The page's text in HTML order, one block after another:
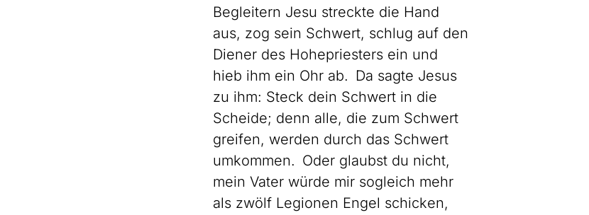
Begleitern Jesu streckte die Hand
aus, zog sein Schwert, schlug auf den
Diener des Hohepriesters ein und
hieb ihm ein Ohr ab. Da sagte Jesus
zu ihm: Steck dein Schwert in die
Scheide; denn alle, die zum Schwert
greifen, werden durch das Schwert
umkommen. Oder glaubst du nicht,
mein Vater würde mir sogleich mehr
als zwölf Legionen Engel schicken,